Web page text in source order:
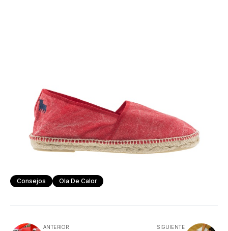
Consejos Ola De Calor
ANTERIOR SIGUIENTE